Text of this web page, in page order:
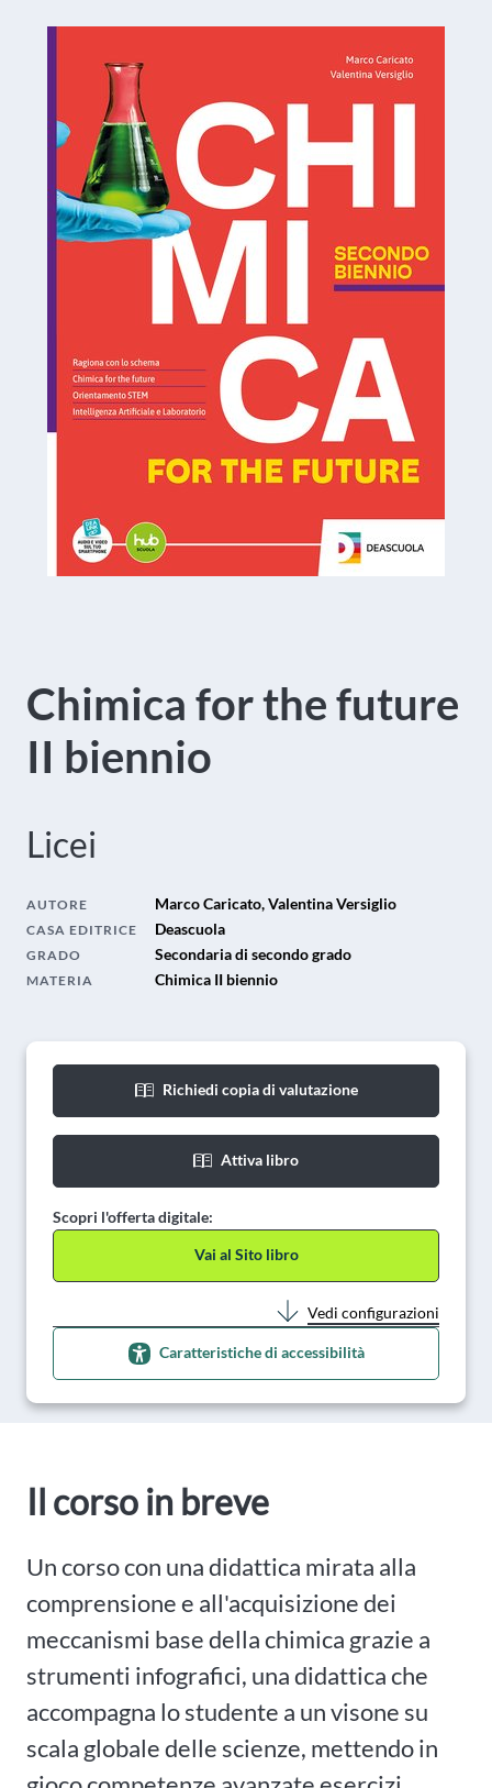
Chimica for the future
II biennio
Licei
AUTORE Marco Caricato, Valentina Versiglio
CASA EDITRICE Deascuola
GRADO Secondaria di secondo grado
MATERIA Chimica II biennio
Richiedi copia di valutazione
Attiva libro
Scopri l'offerta digitale:
Vai al Sito libro
Vedi configurazioni
Caratteristiche di accessibilità
Il corso in breve
Un corso con una didattica mirata alla
comprensione e all'acquisizione dei
meccanismi base della chimica grazie a
strumenti infografici, una didattica che
accompagna lo studente a un visone su
scala globale delle scienze, mettendo in